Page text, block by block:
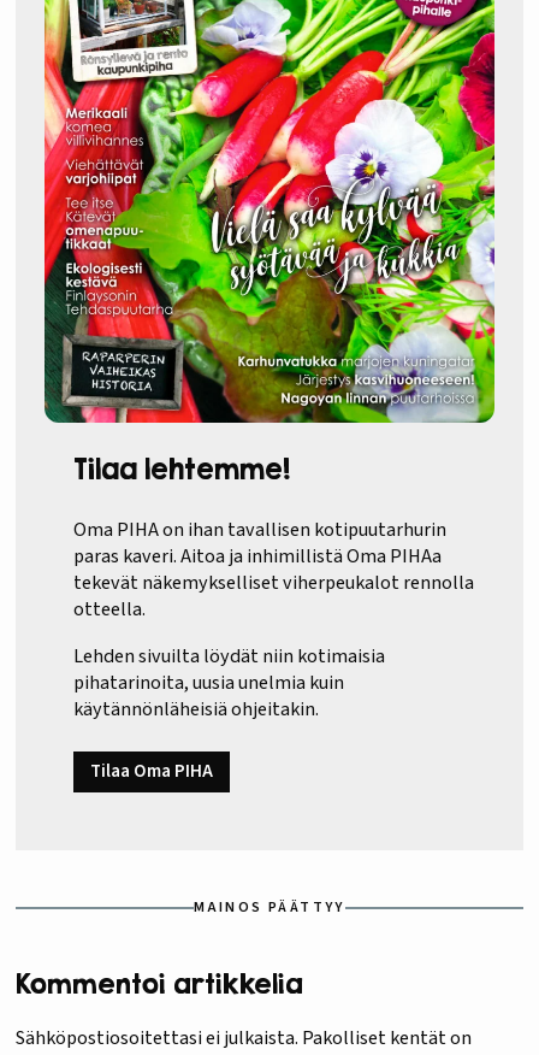
Tilaa lehtemme!
Oma PIHA on ihan tavallisen kotipuutarhurin
paras kaveri. Aitoa ja inhimillistä Oma PIHAa
tekevät näkemykselliset viherpeukalot rennolla
otteella.
Lehden sivuilta löydät niin kotimaisia
pihatarinoita, uusia unelmia kuin
käytännönläheisiä ohjeitakin.
Tilaa Oma PIHA
MAINOS PÄÄTTYY
Kommentoi artikkelia
Sähköpostiosoitettasi ei julkaista. Pakolliset kentät on